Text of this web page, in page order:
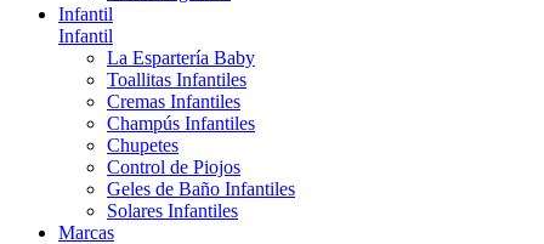
Infantil
Infantil
La Espartería Baby
Toallitas Infantiles
Cremas Infantiles
Champús Infantiles
Chupetes
Control de Piojos
Geles de Baño Infantiles
Solares Infantiles
Marcas